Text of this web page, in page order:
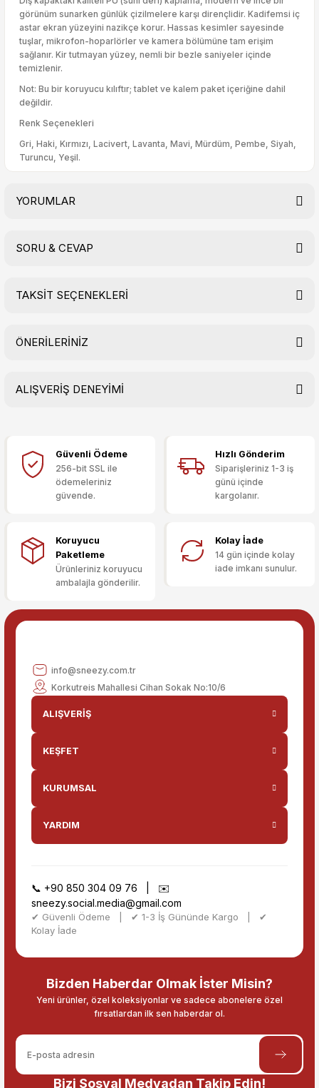
görünüm sunarken günlük çizilmelere karşı dirençlidir. Kadifemsi iç
astar ekran yüzeyini nazikçe korur. Hassas kesimler sayesinde
tuşlar, mikrofon-hoparlörler ve kamera bölümüne tam erişim
sağlanır. Kir tutmayan yüzey, nemli bir bezle saniyeler içinde
temizlenir.
Not: Bu bir koruyucu kılıftır; tablet ve kalem paket içeriğine dahil
değildir.
Renk Seçenekleri
Gri, Haki, Kırmızı, Lacivert, Lavanta, Mavi, Mürdüm, Pembe, Siyah,
Turuncu, Yeşil.
YORUMLAR
SORU & CEVAP
TAKSİT SEÇENEKLERİ
ÖNERİLERİNİZ
Bu ürünün fiyat bilgisi, resim, ürün açıklamalarında ve diğer
Ürün resmi kalitesiz, bozuk veya görüntülenemiyor.
Ürün açıklamasında eksik bilgiler bulunuyor.
Ürün fiyatı diğer sitelerden daha pahalı.
Bu ürüne benzer farklı alternatifler olmalı.
ALIŞVERİŞ DENEYİMİ
Sitemize ilk yorumu siz yapın!
Güvenli Ödeme
256-bit SSL ile
ödemeleriniz
güvende.
Hızlı Gönderim
Siparişleriniz 1-3 iş
günü içinde
kargolanır.
Koruyucu
Paketleme
Ürünleriniz koruyucu
ambalajla gönderilir.
Kolay İade
14 gün içinde kolay
iade imkanı sunulur.
info@sneezy.com.tr
Korkutreis Mahallesi Cihan Sokak No:10/6
ALIŞVERİŞ
KEŞFET
KURUMSAL
YARDIM
📞 +90 850 304 09 76 | ✉️
sneezy.social.media@gmail.com
✔ Güvenli Ödeme | ✔ 1-3 İş Gününde Kargo | ✔
Kolay İade
Bizden Haberdar Olmak İster Misin?
Yeni ürünler, özel koleksiyonlar ve sadece abonelere özel
fırsatlardan ilk sen haberdar ol.
Bizi Sosyal Medyadan Takip Edin!